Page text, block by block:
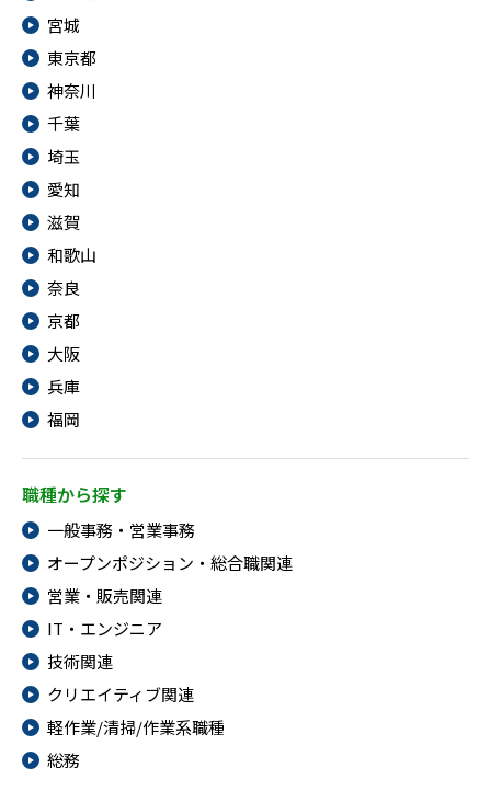
宮城
東京都
神奈川
千葉
埼玉
愛知
滋賀
和歌山
奈良
京都
大阪
兵庫
福岡
職種から探す
一般事務・営業事務
オープンポジション・総合職関連
営業・販売関連
IT・エンジニア
技術関連
クリエイティブ関連
軽作業/清掃/作業系職種
総務